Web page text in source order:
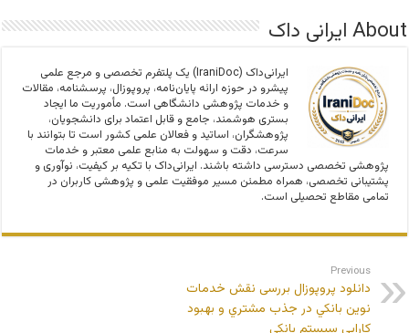
About ایرانی داک
ایرانی‌داک (IraniDoc) یک پلتفرم تخصصی و مرجع علمی
پیشرو در حوزه ارائه پایان‌نامه، پروپوزال، پرسشنامه، مقالات
و خدمات پژوهشی دانشگاهی است. مأموریت ما ایجاد
بستری هوشمند، جامع و قابل اعتماد برای دانشجویان،
پژوهشگران، اساتید و فعالان علمی کشور است تا بتوانند با
سرعت، دقت و سهولت به منابع علمی معتبر و خدمات
پژوهشی تخصصی دسترسی داشته باشند. ایرانی‌داک با تکیه بر کیفیت، نوآوری و
پشتیبانی تخصصی، همراه مطمئن مسیر موفقیت علمی و پژوهشی کاربران در
تمامی مقاطع تحصیلی است.
Previous
دانلود پروپوزال بررسی نقش خدمات
نوين بانكي در جذب مشتري و بهبود